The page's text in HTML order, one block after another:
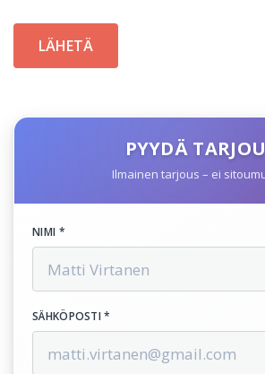
PYYDÄ
Ilmainen tarjous – ei
NIMI *
SÄHKÖPOSTI *